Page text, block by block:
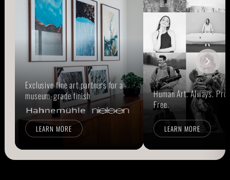
Exclusive fine art partners for a
museum-grade finish
LEARN MORE
Human Art. Always.
Free.
LEARN MORE